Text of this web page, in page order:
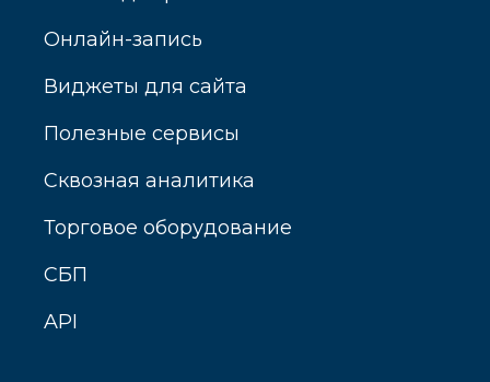
Онлайн-запись
Виджеты для сайта
Полезные сервисы
Сквозная аналитика
Торговое оборудование
СБП
API